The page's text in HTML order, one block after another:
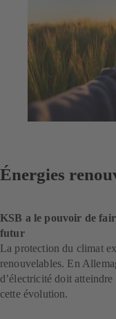
Énergies
KSB a le pouvoir de
futur
La protection du climat
renouvelables. En
d’électricité doit
cette évolution.